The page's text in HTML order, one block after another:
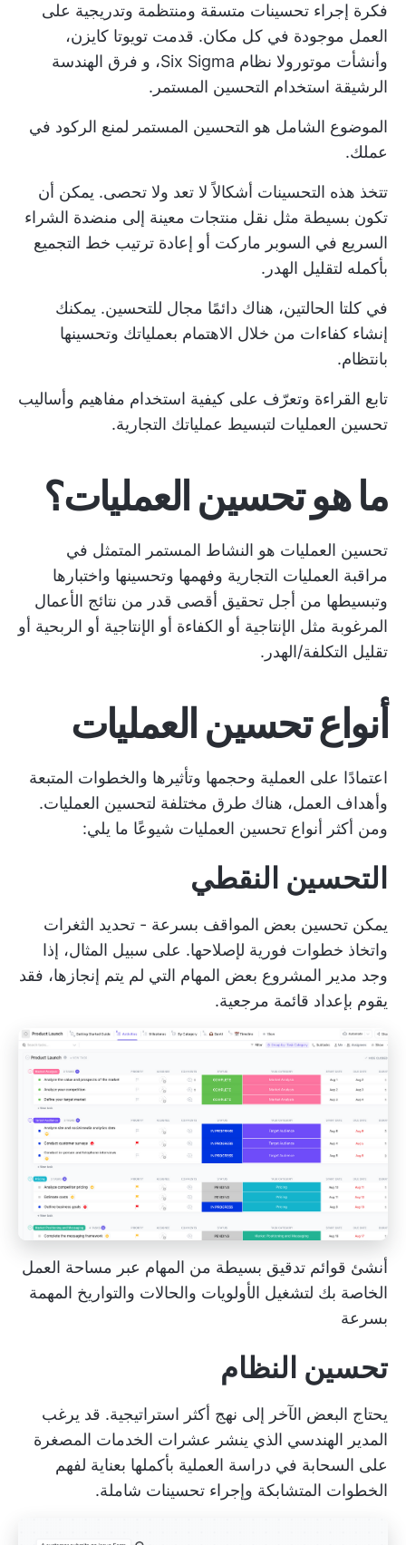
فكرة إجراء تحسينات متسقة ومنتظمة وتدريجية على
العمل موجودة في كل مكان. قدمت تويوتا كايزن،
وأنشأت موتورولا نظام Six Sigma، و
فرق الهندسة
الرشيقة استخدام التحسين المستمر.
الموضوع الشامل هو التحسين المستمر لمنع الركود في
عملك.
تتخذ هذه التحسينات أشكالاً لا تعد ولا تحصى. يمكن أن
تكون بسيطة مثل نقل منتجات معينة إلى منضدة الشراء
السريع في السوبر ماركت أو إعادة ترتيب خط التجميع
بأكمله لتقليل الهدر.
في كلتا الحالتين، هناك دائمًا مجال للتحسين. يمكنك
إنشاء كفاءات من خلال الاهتمام بعملياتك وتحسينها
بانتظام.
تابع القراءة وتعرّف على كيفية استخدام مفاهيم وأساليب
تحسين العمليات لتبسيط عملياتك التجارية.
ما هو تحسين العمليات؟
تحسين العمليات هو النشاط المستمر المتمثل في
مراقبة العمليات التجارية وفهمها وتحسينها واختبارها
وتبسيطها من أجل تحقيق أقصى قدر من نتائج الأعمال
المرغوبة مثل الإنتاجية أو الكفاءة أو الإنتاجية أو الربحية أو
تقليل التكلفة/الهدر.
أنواع تحسين العمليات
اعتمادًا على العملية وحجمها وتأثيرها والخطوات المتبعة
وأهداف العمل، هناك طرق مختلفة لتحسين العمليات.
ومن أكثر أنواع تحسين العمليات شيوعًا ما يلي:
التحسين النقطي
يمكن تحسين بعض المواقف بسرعة - تحديد الثغرات
واتخاذ خطوات فورية لإصلاحها. على سبيل المثال، إذا
وجد مدير المشروع بعض المهام التي لم يتم إنجازها، فقد
يقوم بإعداد قائمة مرجعية.
أنشئ قوائم تدقيق بسيطة من المهام عبر مساحة العمل
الخاصة بك لتشغيل الأولويات والحالات والتواريخ المهمة
بسرعة
تحسين النظام
يحتاج البعض الآخر إلى نهج أكثر استراتيجية. قد يرغب
المدير الهندسي الذي ينشر عشرات الخدمات المصغرة
على السحابة في دراسة العملية بأكملها بعناية لفهم
الخطوات المتشابكة وإجراء تحسينات شاملة.